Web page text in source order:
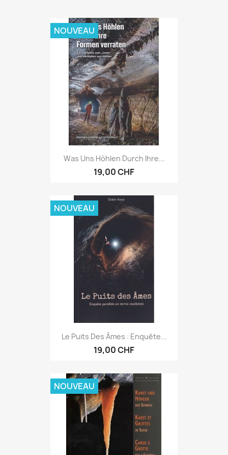
Was Uns Höhlen Durch Ihre...
19,00 CHF
NOUVEAU
Le Puits Des Âmes : Enquête...
19,00 CHF
NOUVEAU
NOUVEAU